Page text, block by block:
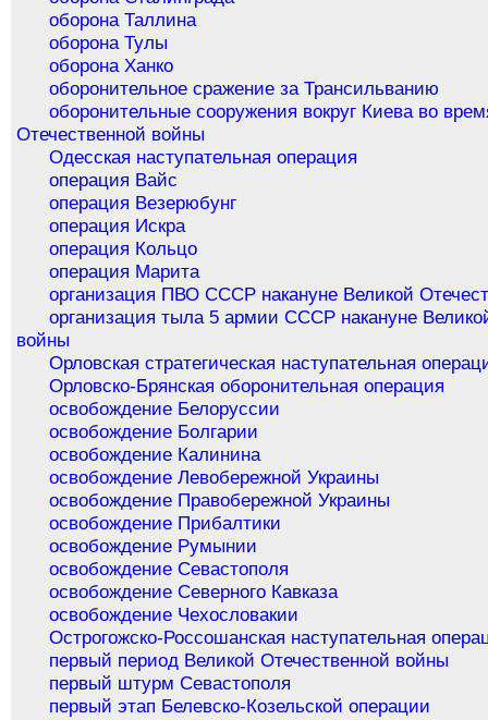
оборона Таллина
оборона Тулы
оборона Ханко
оборонительное сражение за Трансильванию
оборонительные сооружения вокруг Киева во
Отечественной войны
Одесская наступательная операция
операция Вайс
операция Везерюбунг
операция Искра
операция Кольцо
операция Марита
организация ПВО СССР накануне Великой
организация тыла 5 армии СССР накануне
войны
Орловская стратегическая наступательная
Орловско-Брянская оборонительная операция
освобождение Белоруссии
освобождение Болгарии
освобождение Калинина
освобождение Левобережной Украины
освобождение Правобережной Украины
освобождение Прибалтики
освобождение Румынии
освобождение Севастополя
освобождение Северного Кавказа
освобождение Чехословакии
Острогожско-Россошанская наступательная
первый период Великой Отечественной войны
первый штурм Севастополя
первый этап Белевско-Козельской операции